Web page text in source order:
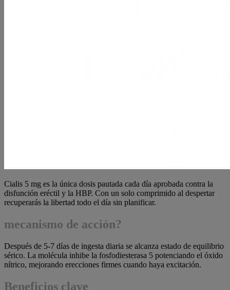
Cialis 5 mg es la única dosis pautada cada día aprobada contra la
disfunción eréctil y la HBP. Con un solo comprimido al despertar
recuperarás la libertad todo el día sin planificar.
mecanismo de acción?
Después de 5-7 días de ingesta diaria se alcanza estado de equilibrio
sérico. La molécula inhibe la fosfodiesterasa 5 potenciando el óxido
nítrico, mejorando erecciones firmes cuando haya excitación.
Beneficios clave